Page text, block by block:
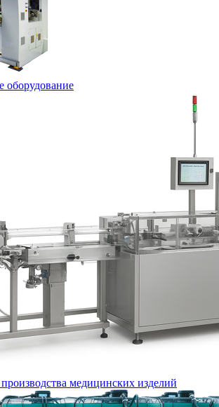
оборудование
медицинских изделий